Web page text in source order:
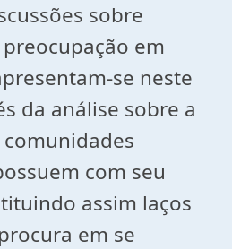
sobre
em
se neste
da análise sobre a
com seu
assim laços
em se